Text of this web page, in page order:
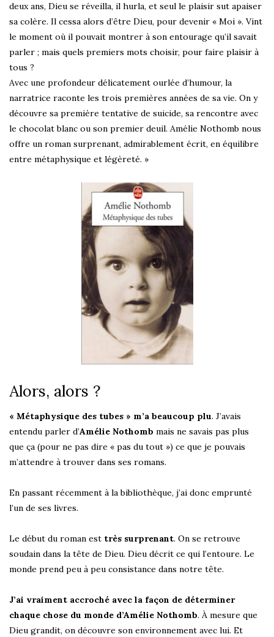
deux ans, Dieu se réveilla, il hurla, et seul le plaisir sut apaiser
sa colère. Il cessa alors d’être Dieu, pour devenir « Moi ». Vint
le moment où il pouvait montrer à son entourage qu’il savait
parler ; mais quels premiers mots choisir, pour faire plaisir à
tous ?
Avec une profondeur délicatement ourlée d’humour, la
narratrice raconte les trois premières années de sa vie. On y
découvre sa première tentative de suicide, sa rencontre avec
le chocolat blanc ou son premier deuil. Amélie Nothomb nous
offre un roman surprenant, admirablement écrit, en équilibre
entre métaphysique et légèreté. »
Alors, alors ?
« Métaphysique des tubes » m’a beaucoup plu. J’avais
entendu parler d’Amélie Nothomb mais ne savais pas plus
que ça (pour ne pas dire « pas du tout ») ce que je pouvais
m’attendre à trouver dans ses romans.
En passant récemment à la bibliothèque, j’ai donc emprunté
l’un de ses livres.
Le début du roman est très surprenant. On se retrouve
soudain dans la tête de Dieu. Dieu décrit ce qui l’entoure. Le
monde prend peu à peu consistance dans notre tête.
J’ai vraiment accroché avec la façon de déterminer
chaque chose du monde d’Amélie Nothomb. À mesure que
Dieu grandit, on découvre son environnement avec lui. Et